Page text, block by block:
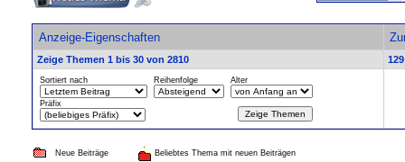
Anzeige-Eigenschaften
Zeige Themen 1 bis 30 von 2810
Sortiert nach Reihenfolge Alter
Präfix
Neue Beiträge Beliebtes Thema mit neuen Beiträgen